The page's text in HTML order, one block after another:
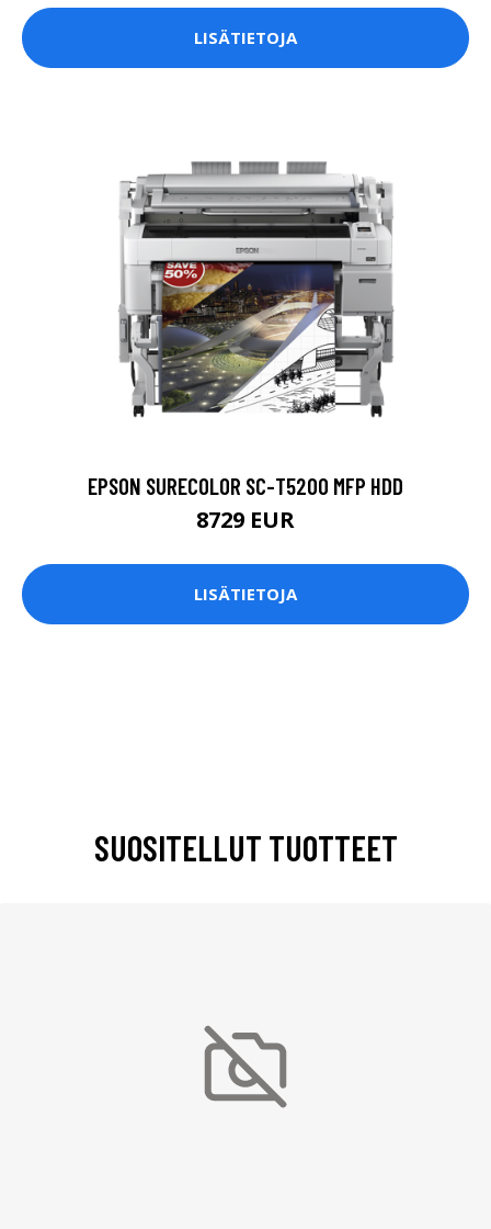
LISÄTIETOJA
EPSON SURECOLOR SC-T5200 MFP HDD
8729 EUR
LISÄTIETOJA
SUOSITELLUT TUOTTEET